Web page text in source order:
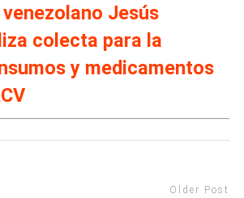
Jesús
colecta para la
y medicamentos
Older Post